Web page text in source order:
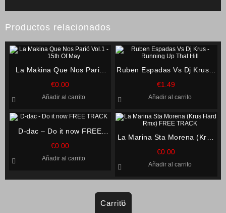
Carrito
Productos relacionados
La Makina Que Nos Parió
Vol.1 – 15th Of May
€0.00
Añadir al carrito
Ruben Espadas Vs Dj Krus –
Running Up That Hill
€1.49
Añadir al carrito
D-dac – Do it now FREE
TRACK
€0.00
Añadir al carrito
La Marina Sta Morena (Krus
Hard Rmx) FREE TRACK
€0.00
Añadir al carrito